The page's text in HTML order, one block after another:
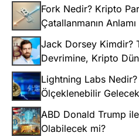
Fork Nedir? Kripto
Çatallanmanın Anlamı
Jack Dorsey Kimdir?
Devrimine, Kripto
Lightning Labs Nedir?
Ölçeklenebilir Gelecek
ABD Donald Trump
Olabilecek mi?